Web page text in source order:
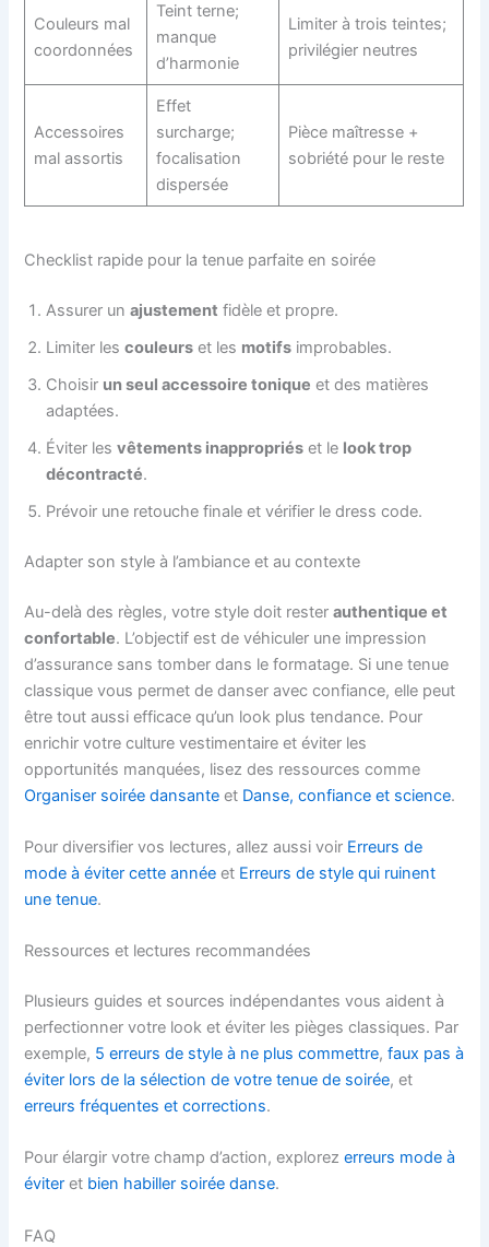
Couleurs mal
coordonnées
Teint terne;
manque
d’harmonie
Limiter à trois teintes;
privilégier neutres
Accessoires
mal assortis
Effet
surcharge;
focalisation
dispersée
Pièce maîtresse +
sobriété pour le reste
Checklist rapide pour la tenue parfaite en soirée
Assurer unajustement fidèle et propre.
Limiter lescouleurs et les motifs improbables.
Choisir un seul accessoire tonique et des matières
adaptées.
Éviter lesvêtements inappropriés et le look trop
décontracté.
Prévoir une retouche finale et vérifier le dress code.
Adapter son style à l’ambiance et au contexte
Au-delà des règles, votre style doit resterauthentique et
confortable. L’objectif est de véhiculer une impression
d’assurance sans tomber dans le formatage. Si une tenue
classique vous permet de danser avec confiance, elle peut
être tout aussi efficace qu’un look plus tendance. Pour
enrichir votre culture vestimentaire et éviter les
opportunités manquées, lisez des ressources comme
Organiser soirée dansante et Danse, confiance et science.
Pour diversifier vos lectures, allez aussi voir Erreurs de
mode à éviter cette année et Erreurs de style qui ruinent
une tenue.
Ressources et lectures recommandées
Plusieurs guides et sources indépendantes vous aident à
perfectionner votre look et éviter les pièges classiques. Par
exemple, 5 erreurs de style à ne plus commettre,faux pas à
éviter lors de la sélection de votre tenue de soirée, et
erreurs fréquentes et corrections.
Pour élargir votre champ d’action, explorezerreurs mode à
éviter et bien habiller soirée danse.
FAQ